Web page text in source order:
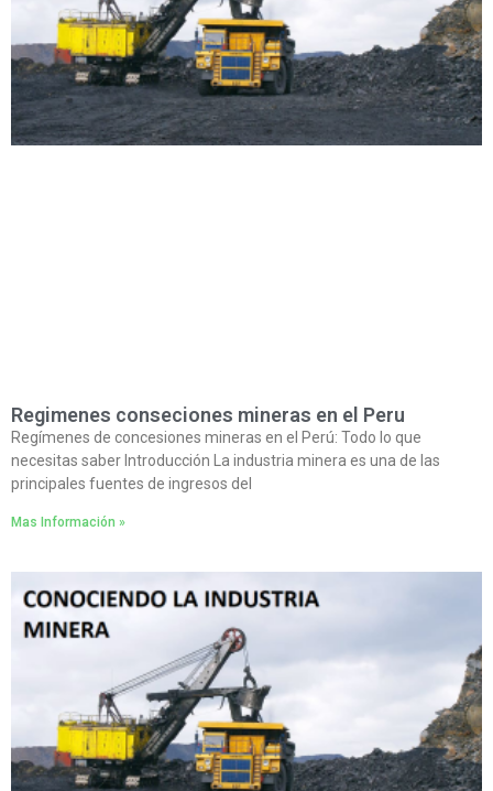
Regimenes conseciones mineras en el Peru
Regímenes de concesiones mineras en el Perú: Todo lo que
necesitas saber Introducción La industria minera es una de las
principales fuentes de ingresos del
Mas Información »